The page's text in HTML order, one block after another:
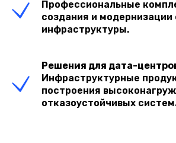
Профессиональные
создания и модернизации
инфраструктуры.
Решения для дата-
Инфраструктурные
построения
отказоустойчивых